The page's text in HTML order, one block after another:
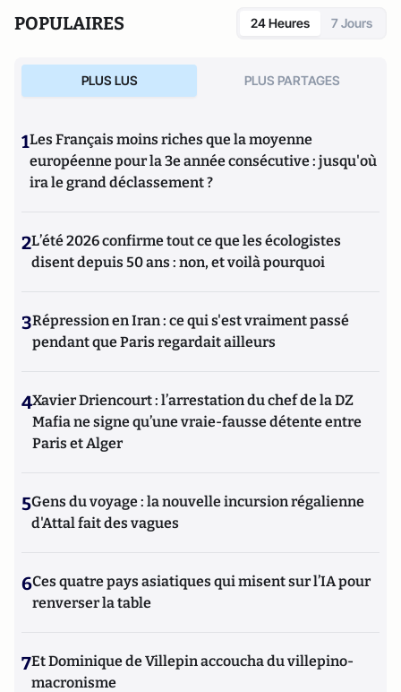
POPULAIRES 24 Heures 7 Jours
PLUS LUS PLUS PARTAGES
1Les Français moins riches que la moyenne
européenne pour la 3e année consécutive : jusqu'où
ira le grand déclassement ?
2L’été 2026 confirme tout ce que les écologistes
disent depuis 50 ans : non, et voilà pourquoi
3Répression en Iran : ce qui s'est vraiment passé
pendant que Paris regardait ailleurs
4Xavier Driencourt : l’arrestation du chef de la DZ
Mafia ne signe qu’une vraie-fausse détente entre
Paris et Alger
5Gens du voyage : la nouvelle incursion régalienne
d'Attal fait des vagues
6Ces quatre pays asiatiques qui misent sur l’IA pour
renverser la table
7Et Dominique de Villepin accoucha du villepino-
macronisme